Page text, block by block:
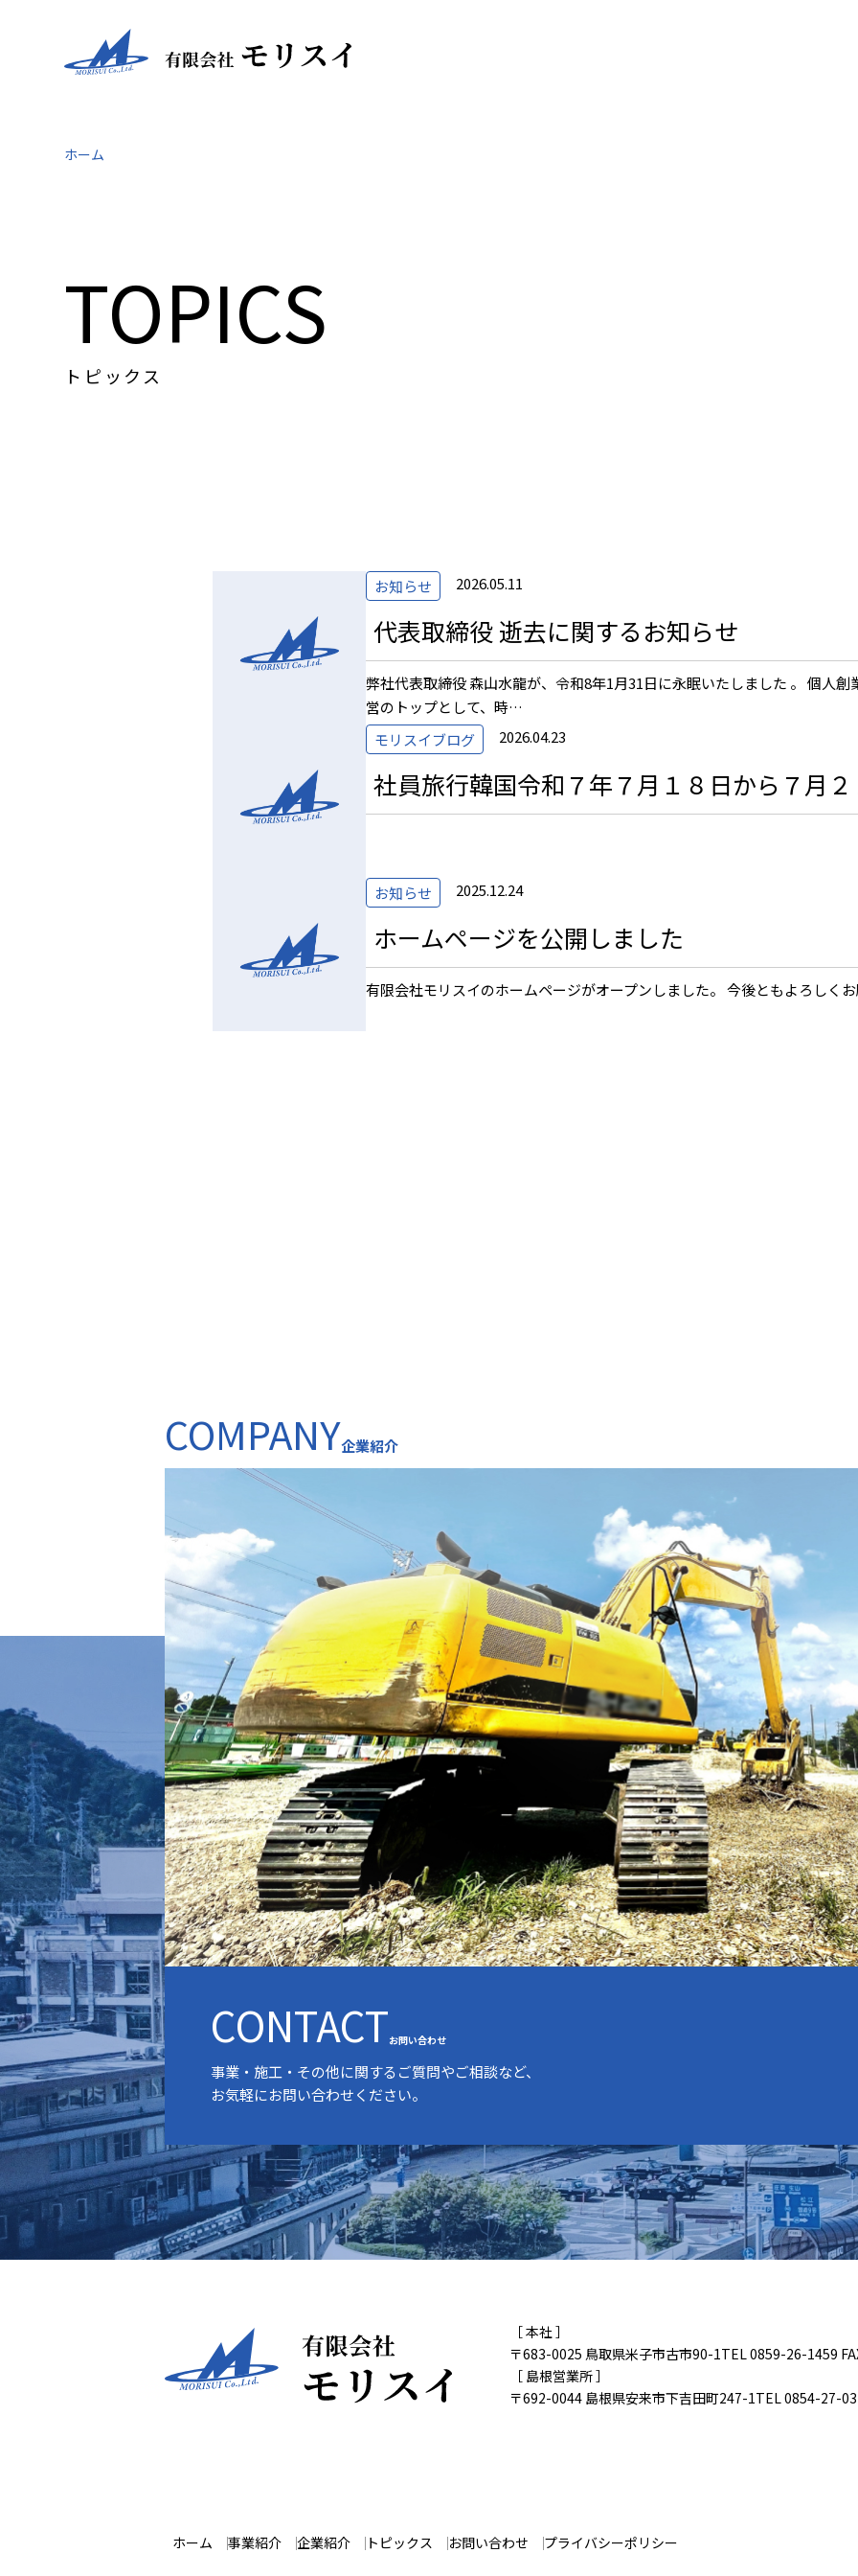
ホーム
TOPICS
トピックス
お知らせ 2026.05.11
代表取締役 逝去に関するお知らせ
弊社代表取締役 森山水龍が、令和8年1月31日に永眠いたしました 。 個人
営のトップとして、時…
モリスイブログ
2026.04.23
社員旅行韓国令和７年７月１８日から７月２
お知らせ 2025.12.24
ホームページを公開しました
有限会社モリスイのホームページがオープンしました。 今後ともよろしくお
COMPANY企業紹介
CONTACTお問い合わせ
事業・施工・その他に関するご質問やご相談など、
お気軽にお問い合わせください。
［ 本社 ］
〒683-0025 鳥取県米子市古市90-1TEL 0859-26-1459
［ 島根営業所 ］
〒692-0044 島根県安来市下吉田町247-1TEL 0854-27-
ホーム 事業紹介 企業紹介 トピックス お問い合わせ プライバシーポリシー